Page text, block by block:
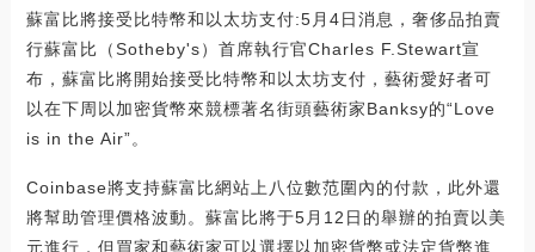
蘇富比將接受比特幣和以太坊支付:5月4日消息，奢侈品拍賣
行蘇富比（Sotheby's）首席執行官Charles F.Stewart宣
布，蘇富比將開始接受比特幣和以太坊支付，藝術愛好者可
以在下周以加密貨幣來競標著名街頭藝術家Banksy的“Love
is in the Air”。
Coinbase將支持蘇富比網站上八位數范圍內的付款，此外還
將幫助管理價格波動。蘇富比將于5月12日的舉辦的拍賣以美
元進行，但買家和藝術家可以選擇以加密貨幣或法定貨幣進